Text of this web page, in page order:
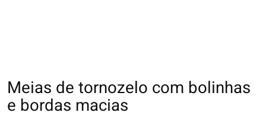
Meias de tornozelo com bolinhas
e bordas macias